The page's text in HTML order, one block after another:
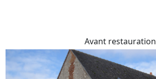
Avant restauration